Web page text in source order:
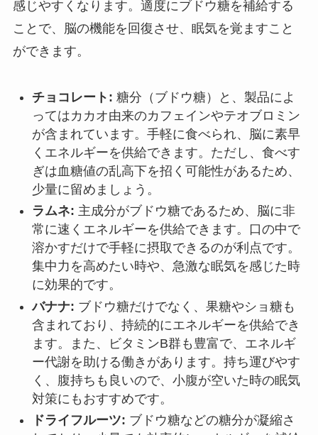
感じやすくなります。適度にブドウ糖を補給する
ことで、脳の機能を回復させ、眠気を覚ますこと
ができます。
チョコレート: 糖分（ブドウ糖）と、製品によ
ってはカカオ由来のカフェインやテオブロミン
が含まれています。手軽に食べられ、脳に素早
くエネルギーを供給できます。ただし、食べす
ぎは血糖値の乱高下を招く可能性があるため、
少量に留めましょう。
ラムネ: 主成分がブドウ糖であるため、脳に非
常に速くエネルギーを供給できます。口の中で
溶かすだけで手軽に摂取できるのが利点です。
集中力を高めたい時や、急激な眠気を感じた時
に効果的です。
バナナ: ブドウ糖だけでなく、果糖やショ糖も
含まれており、持続的にエネルギーを供給でき
ます。また、ビタミンB群も豊富で、エネルギ
ー代謝を助ける働きがあります。持ち運びやす
く、腹持ちも良いので、小腹が空いた時の眠気
対策にもおすすめです。
ドライフルーツ: ブドウ糖などの糖分が凝縮さ